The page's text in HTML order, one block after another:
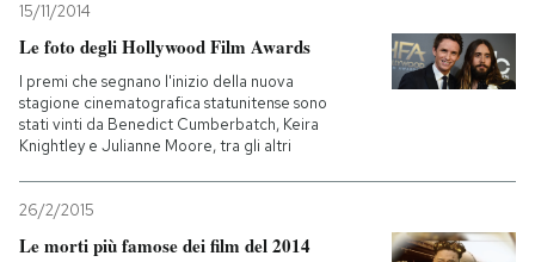
15/11/2014
Le foto degli Hollywood Film Awards
I premi che segnano l'inizio della nuova
stagione cinematografica statunitense sono
stati vinti da Benedict Cumberbatch, Keira
Knightley e Julianne Moore, tra gli altri
26/2/2015
Le morti più famose dei film del 2014